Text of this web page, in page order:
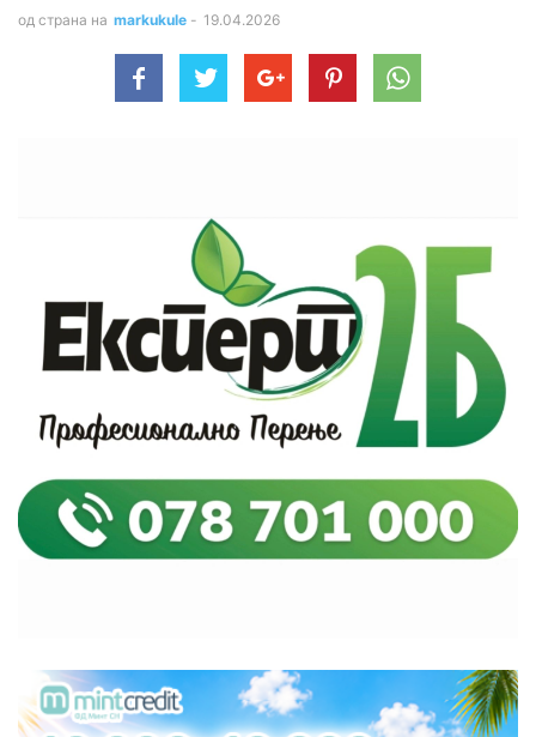
од страна на markukule - 19.04.2026